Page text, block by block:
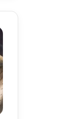
آڑ
و
ے
م